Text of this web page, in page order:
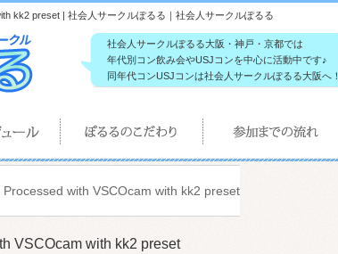
kk2 preset | 社会人サークルぽるる｜社会人サークルぽるる
社会人サークルぽるる大阪・神戸・京都では
年代別コン飲み会やUSJコンを中心に活動中です♪
同年代コンUSJコンは社会人サークルぽるる大阪へ！
Processed with VSCOcam with kk2 preset
VSCOcam with kk2 preset